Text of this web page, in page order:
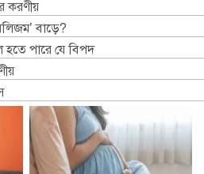
করণীয়
বাড়ে?
হতে পারে যে বিপদ